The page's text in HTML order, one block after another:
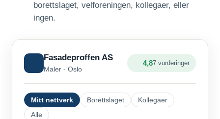
borettslaget, velforeningen, kollegaer, eller
ingen.
Fasadeproffen AS
Maler - Oslo
4,87 vurderinger
Mitt nettverk Borettslaget
Kollegaer
Alle